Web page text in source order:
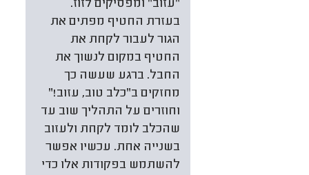
"עזוב" ומפסיקים לזוז.
בעזרת החטיף מפתים את
הגור לעבור לקחת את
החטיף במקום לנשוך את
החבל. ברגע שעשה כך
מחזקים ב"כלב טוב, עזוב!"
וחוזרים על התהליך שוב עד
שהכלב לומד לקחת ולעזוב
בשנייה אחת. עכשיו אפשר
להשתמש בפקודות אלו כדי